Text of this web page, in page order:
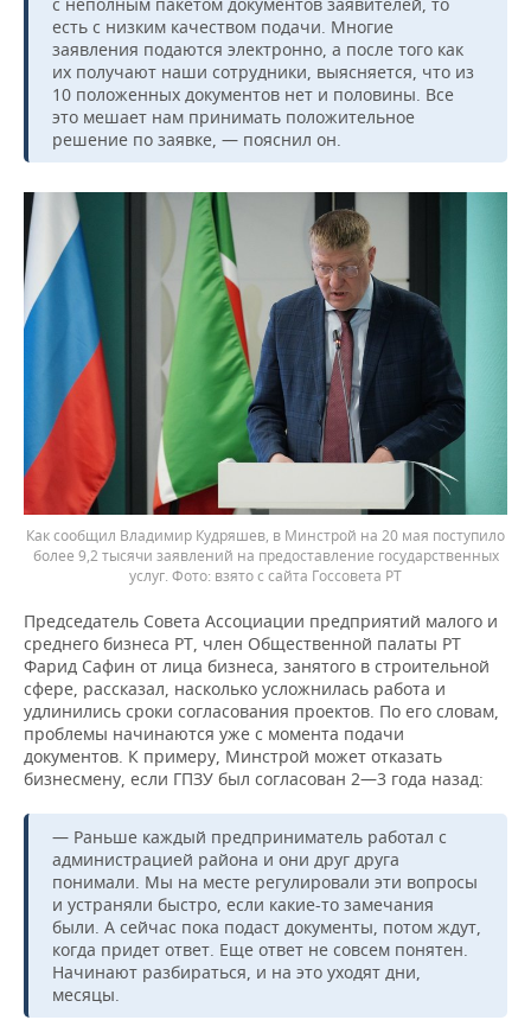
есть с низким качеством подачи. Многие
заявления подаются электронно, а после того как
их получают наши сотрудники, выясняется, что из
10 положенных документов нет и половины. Все
это мешает нам принимать положительное
решение по заявке, — пояснил он.
Как сообщил Владимир Кудряшев, в Минстрой на 20 мая поступило
более 9,2 тысячи заявлений на предоставление государственных
услуг.
взято с сайта Госсовета РТ
Председатель Совета Ассоциации предприятий малого и
среднего бизнеса РТ, член Общественной палаты РТ
Фарид Сафин от лица бизнеса, занятого в строительной
сфере, рассказал, насколько усложнилась работа и
удлинились сроки согласования проектов. По его словам,
проблемы начинаются уже с момента подачи
документов. К примеру, Минстрой может отказать
бизнесмену, если ГПЗУ был согласован 2—3 года назад:
— Раньше каждый предприниматель работал с
администрацией района и они друг друга
понимали. Мы на месте регулировали эти вопросы
и устраняли быстро, если какие-то замечания
были. А сейчас пока подаст документы, потом ждут,
когда придет ответ. Еще ответ не совсем понятен.
Начинают разбираться, и на это уходят дни,
месяцы.